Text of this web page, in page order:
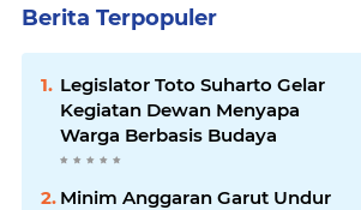
Berita Terpopuler
Legislator Toto Suharto Gelar
Kegiatan Dewan Menyapa
Warga Berbasis Budaya
Minim Anggaran Garut Undur